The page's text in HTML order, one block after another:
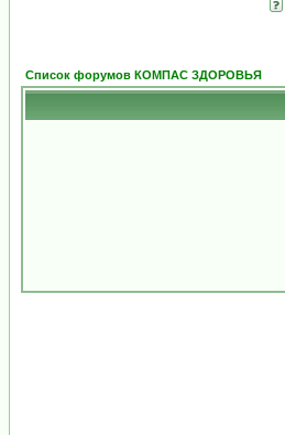
Список форумов КОМПАС ЗДОРОВЬЯ